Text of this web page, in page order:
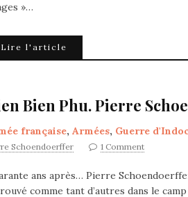
»…
Lire l'article
Bien Phu. Pierre
française, Armées, Guerre
Schoendoerffer
1 Comment
ans après… Pierre
comme tant d’autres dans le